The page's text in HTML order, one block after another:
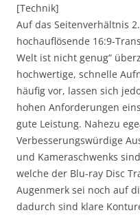
[Technik]
Auf das Seitenverhältnis
hochauflösende 16:9-
Welt ist nicht genug“
hochwertige, schnelle
häufig vor, lassen sich
hohen Anforderungen
gute Leistung. Nahezu
Verbesserungswürdige
und Kameraschwenks
welche der Blu-ray Disc
Augenmerk sei noch auf
dadurch sind klare